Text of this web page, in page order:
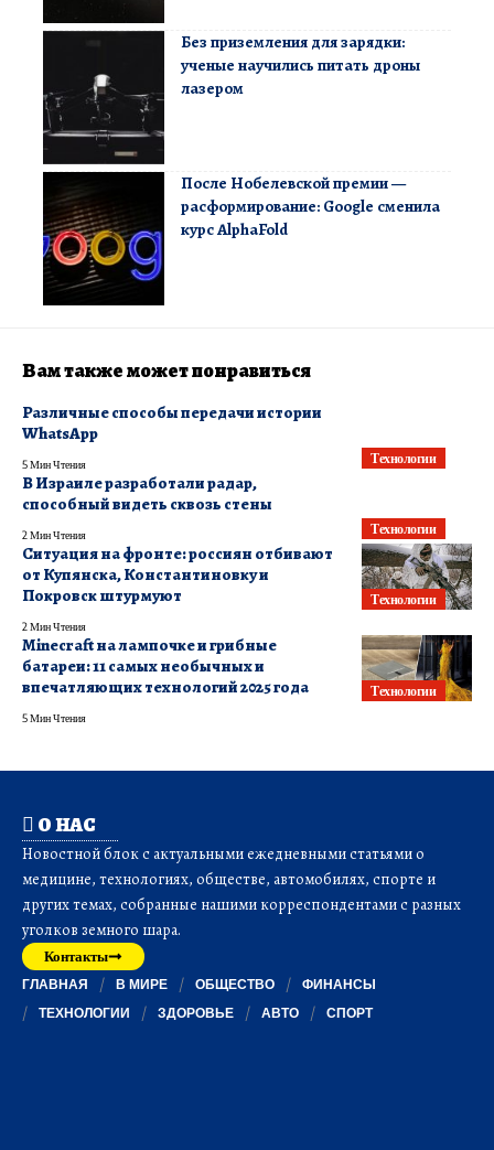
Без приземления для зарядки:
ученые научились питать дроны
лазером
После Нобелевской премии —
расформирование: Google сменила
курс AlphaFold
Вам также может понравиться
Технологии
Различные способы передачи истории
WhatsApp
5 Мин Чтения
Технологии
В Израиле разработали радар,
способный видеть сквозь стены
2 Мин Чтения
Технологии
Ситуация на фронте: россиян отбивают
от Купянска, Константиновку и
Покровск штурмуют
2 Мин Чтения
Технологии
Minecraft на лампочке и грибные
батареи: 11 самых необычных и
впечатляющих технологий 2025 года
5 Мин Чтения
О НАС
Новостной блок с актуальными ежедневными статьями о
медицине, технологиях, обществе, автомобилях, спорте и
других темах, собранные нашими корреспондентами с разных
уголков земного шара.
Контакты
ГЛАВНАЯ В МИРЕ ОБЩЕСТВО
ФИНАНСЫ
ТЕХНОЛОГИИ
ЗДОРОВЬЕ АВТО СПОРТ